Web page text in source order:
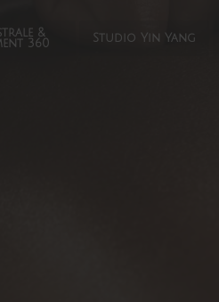
&
360
Studio Yin Yang